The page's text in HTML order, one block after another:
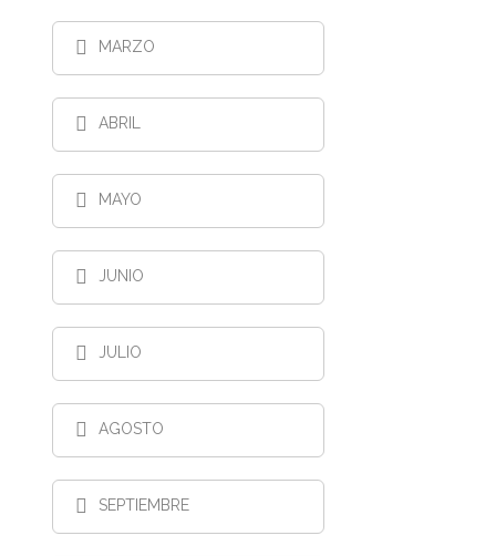
MARZO
ABRIL
MAYO
JUNIO
JULIO
AGOSTO
SEPTIEMBRE